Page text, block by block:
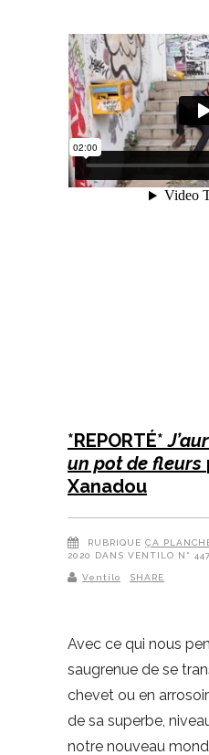
*REPORTÉ*
un pot de fleurs
Xanadou
RUBRIQUE ÇA
2020 DANS VENTILO N° 447
Ventilo SHARE
Avec ce qui nous
saugrenue de se
chevet ou en
de sa superbe,
notre nouveau